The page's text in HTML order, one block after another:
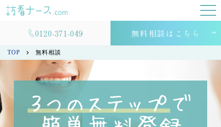
0120-371-049 無料相談はこちら
TOP 無料相談